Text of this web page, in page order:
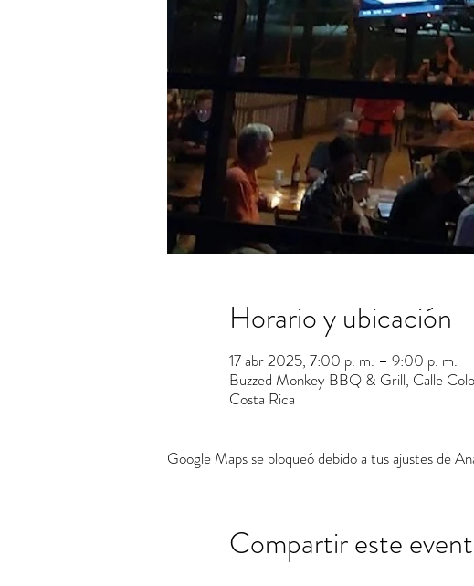
Horario y ubicación
17 abr 2025, 7:00 p. m. – 9:00 p. m.
Buzzed Monkey BBQ & Grill, Calle
Costa Rica
Google Maps se bloqueó debido a tus ajustes de
Compartir este